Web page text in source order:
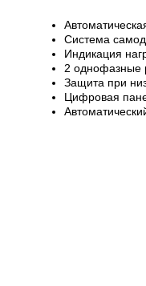
Система
Индикация
2 однофазные
Защита при
Цифровая